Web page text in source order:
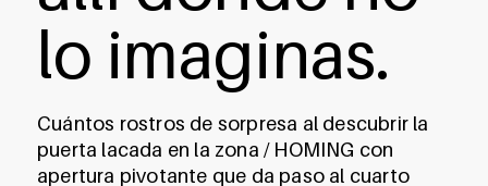
lo imaginas.
Cuántos rostros de sorpresa al descubrir la
puerta lacada en la zona / HOMING con
apertura pivotante que da paso al cuarto